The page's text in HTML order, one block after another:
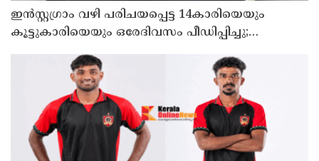
ഇൻസ്റ്റഗ്രാം വഴി പരിചയപ്പെട്ട 14കാരിയെയും
കൂട്ടുകാരിയെയും ഒരേദിവസം പീഡിപ്പിച്ചു;
നഗ്നദൃശ്യം പകര്‍ത്തി: കണ്ണൂർ ചപ്പാരപ്പടവ്
സ്വദേശിയായ 23 വയസുകാരൻ പിടിയിൽ